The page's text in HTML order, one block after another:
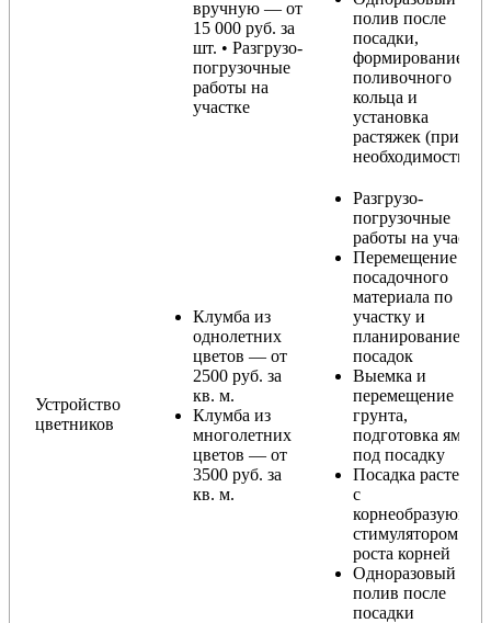
вручную — от
15 000 руб. за
шт. • Разгрузо-
погрузочные
работы на
участке
полив после
посадки,
формирование
поливочного
кольца и
установка
растяжек (при
необходимости)
Устройство
цветников
Клумба из
однолетних
цветов — от
2500 руб. за
кв. м.
Клумба из
многолетних
цветов — от
3500 руб. за
кв. м.
Разгрузо-
погрузочные
работы на участке
Перемещение
посадочного
материала по
участку и
планирование
посадок
Выемка и
перемещение
грунта,
подготовка ямы
под посадку
Посадка растений
с
корнеобразующим
стимулятором
роста корней
Одноразовый
полив после
посадки